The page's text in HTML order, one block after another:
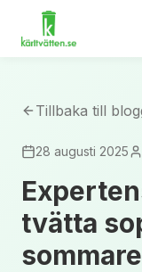
Tillbaka till
28 augusti 2025
tvätta